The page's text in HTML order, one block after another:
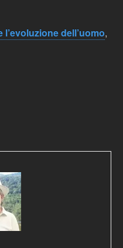
dell’uomo,